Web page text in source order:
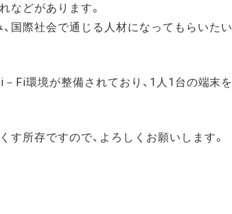
などがあります。
国際社会で通じる人材になってもらいたい
Fi環境が整備されており、1人1台の端末を
所存ですので、よろしくお願いします。